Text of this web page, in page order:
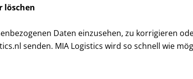
löschen
Daten einzusehen, zu korrigieren
senden. MIA Logistics wird so schnell wie